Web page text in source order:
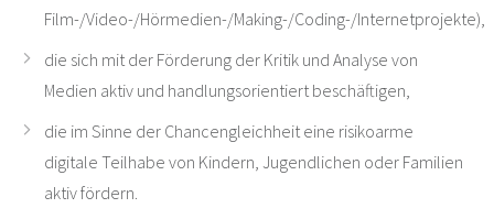
Film-/Video-/Hörmedien-/Making-/Coding-/Internetprojekte),
die sich mit der Förderung der Kritik und Analyse von
Medien aktiv und handlungsorientiert beschäftigen,
die im Sinne der Chancengleichheit eine risikoarme
digitale Teilhabe von Kindern, Jugendlichen oder Familien
aktiv fördern.